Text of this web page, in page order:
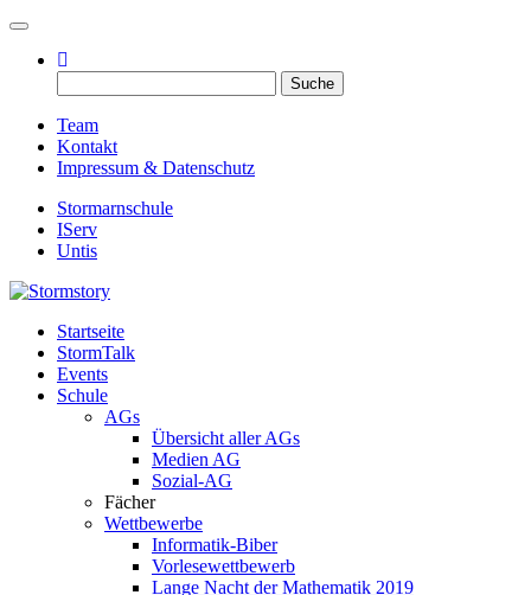
Toggle navigation
nach:
Team
Kontakt
Impressum & Datenschutz
Stormarnschule
IServ
Untis
Stormstory
Eure digitale Schülerzeitung
Startseite
StormTalk
Events
Schule
AGs
Übersicht aller AGs
Medien AG
Sozial-AG
Fächer
Wettbewerbe
Informatik-Biber
Vorlesewettbewerb
Lange Nacht der Mathematik 2019